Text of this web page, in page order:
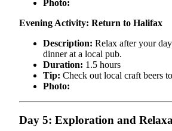
Photo:
Evening Activity: Return to Halifax
Description: Relax after your
dinner at a local pub.
Duration: 1.5 hours
Tip: Check out local craft beers
Photo:
Day 5: Exploration and